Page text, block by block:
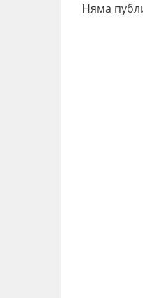
Няма